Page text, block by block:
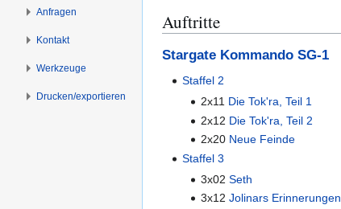
g
n
Auftritte
Stargate Kommando SG-1
Staffel 2
2x11 Die Tok'ra, Teil 1
2x12 Die Tok'ra, Teil 2
2x20 Neue Feinde
Staffel 3
3x02 Seth
3x12 Jolinars Erinnerungen
Anfragen
Kontakt
Werkzeuge
Drucken/­exportieren